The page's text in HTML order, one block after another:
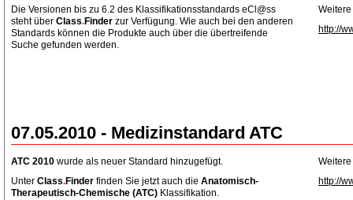
Die Versionen bis zu 6.2 des Klassifikationsstandards eCl@ss
steht über Class.Finder zur Verfügung. Wie auch bei den anderen
Standards können die Produkte auch über die übertreifende
Suche gefunden werden.
http://
07.05.2010 - Medizinstandard ATC
ATC 2010 wurde als neuer Standard hinzugefügt.
Unter Class.Finder finden Sie jetzt auch die Anatomisch-
Therapeutisch-Chemische (ATC) Klassifikation.
http://